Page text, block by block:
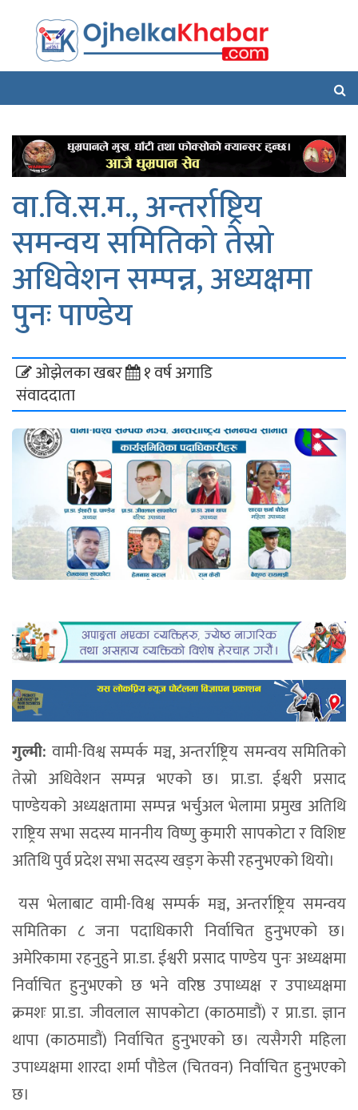
वा.वि.स.म., अन्तर्राष्ट्रिय
समन्वय समितिको तेस्रो
अधिवेशन सम्पन्न, अध्यक्षमा
पुनः पाण्डेय
ओझेलका खबर
संवाददाता
१ वर्ष अगाडि
गुल्मी: वामी-विश्व सम्पर्क मञ्च, अन्तर्राष्ट्रिय समन्वय समितिको
तेस्रो अधिवेशन सम्पन्न भएको छ। प्रा.डा. ईश्वरी प्रसाद
पाण्डेयको अध्यक्षतामा सम्पन्न भर्चुअल भेलामा प्रमुख अतिथि
राष्ट्रिय सभा सदस्य माननीय विष्णु कुमारी सापकोटा र विशिष्ट
अतिथि पुर्व प्रदेश सभा सदस्य खड्ग केसी रहनुभएको थियो।
यस भेलाबाट वामी-विश्व सम्पर्क मञ्च, अन्तर्राष्ट्रिय समन्वय
समितिका ८ जना पदाधिकारी निर्वाचित हुनुभएको छ।
अमेरिकामा रहनुहुने प्रा.डा. ईश्वरी प्रसाद पाण्डेय पुनः अध्यक्षमा
निर्वाचित हुनुभएको छ भने वरिष्ठ उपाध्यक्ष र उपाध्यक्षमा
क्रमशः प्रा.डा. जीवलाल सापकोटा (काठमाडौं) र प्रा.डा. ज्ञान
थापा (काठमाडौं) निर्वाचित हुनुभएको छ। त्यसैगरी महिला
उपाध्यक्षमा शारदा शर्मा पौडेल (चितवन) निर्वाचित हुनुभएको
छ।